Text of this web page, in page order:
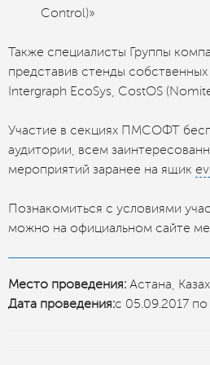
Control)»
Также специалисты Группы
представив стенды
Intergraph EcoSys, CostOS
Участие в секциях ПМСОФТ
аудитории, всем
мероприятий заранее на ящик
Познакомиться с условиями
можно на официальном сайте
Место проведения: Астана,
Дата проведения:с 05.09.2017 по